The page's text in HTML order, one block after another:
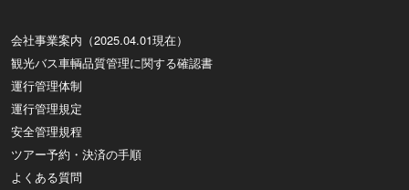
会社事業案内（2025.04.01現在）
観光バス車輌品質管理に関する確認書
運行管理体制
運行管理規定
安全管理規程
ツアー予約・決済の手順
よくある質問